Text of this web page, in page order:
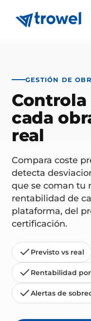
GESTIÓN DE
Controla
cada
real
Compara coste
detecta
que se coman tu
rentabilidad de
plataforma, del
certificación.
Previsto vs real
Rentabilidad por
Alertas de